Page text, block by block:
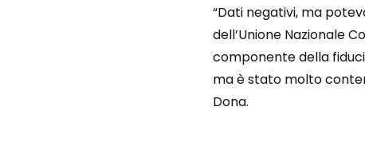
“Dati negativi, ma
dell’Unione Nazionale
componente della
ma è stato molto
Dona.